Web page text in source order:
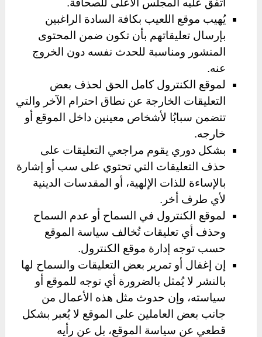
يُهيب موقع اللعيب بكافة السادة الراغبين
بإرسال تعليقاتهم بأن تكون ضمن المحتوى
المنشور ومناسبة للحدث نفسه دون الخروج
عنه.
لموقع الكنترول كامل الحق لحذف بعض
التعليقات الخارجة عن نطاق احترام الآخر والتي
تتضمن سبابُا لأشخاص معينين داخل الموقع أو
خارجه.
بشكل دوري يقوم مراجعي التعليقات على
حذف التعليقات التي تحتوي على سب أو إشارة
بالإساءة للذات الإلهية، أو المقدسات الدينية
لأي طرف أخر.
لموقع الكنترول في السماح أو عدم السماح
وحذف أي تعليقات تُخالف سياسة الموقع
حسب توجه إدارة موقع الكنترول.
إن إغفال أو تمرير بعض التعليقات والسماح لها
بالنشر لا يُمثل بالضرورة أي توجه للموقع أو
سياسته، وإن حدوث مثل هذه الأعمال من
جانب بعض العاملين على الموقع لا يُعبر بشكل
قطعي عن سياسة الموقع، بل عن رأيه